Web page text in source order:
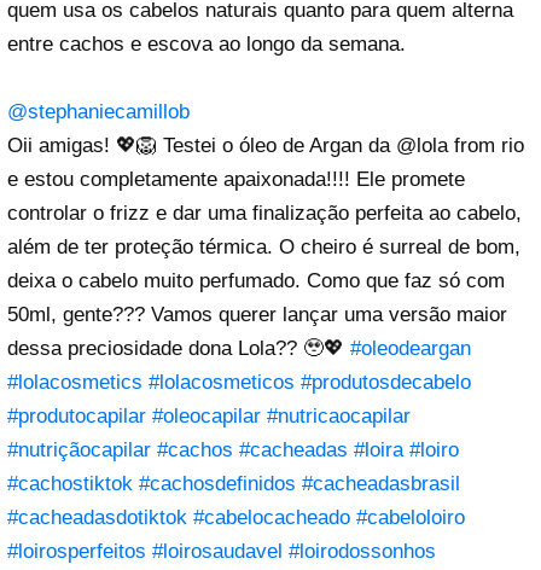
quem usa os cabelos naturais quanto para quem alterna
entre cachos e escova ao longo da semana.
@stephaniecamillob
Oii amigas! 💖🦁 Testei o óleo de Argan da @lola from rio
e estou completamente apaixonada!!!! Ele promete
controlar o frizz e dar uma finalização perfeita ao cabelo,
além de ter proteção térmica. O cheiro é surreal de bom,
deixa o cabelo muito perfumado. Como que faz só com
50ml, gente??? Vamos querer lançar uma versão maior
dessa preciosidade dona Lola?? 🥹💖 #oleodeargan
#lolacosmetics #lolacosmeticos #produtosdecabelo
#produtocapilar #oleocapilar #nutricaocapilar
#nutriçãocapilar #cachos #cacheadas #loira #loiro
#cachostiktok #cachosdefinidos #cacheadasbrasil
#cacheadasdotiktok #cabelocacheado #cabeloloiro
#loirosperfeitos #loirosaudavel #loirodossonhos